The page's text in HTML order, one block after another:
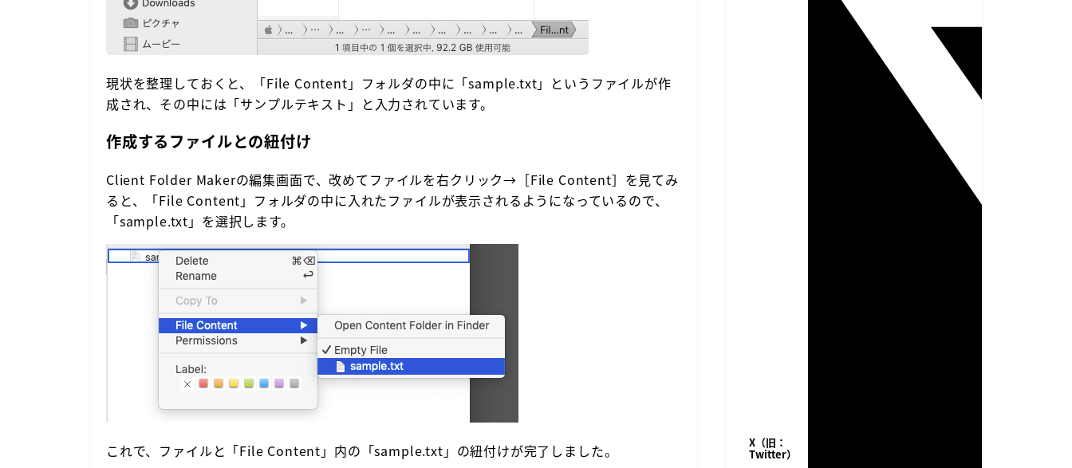
現状を整理しておくと、「File Content」フォルダの中に「sample.txt」というファイルが作
成され、その中には「サンプルテキスト」と入力されています。
作成するファイルとの紐付け
Client Folder Makerの編集画面で、改めてファイルを右クリック→［File Content］を見てみ
ると、「File Content」フォルダの中に入れたファイルが表示されるようになっているので、
「sample.txt」を選択します。
これで、ファイルと「File Content」内の「sample.txt」の紐付けが完了しました。 X（旧：
Twitter）